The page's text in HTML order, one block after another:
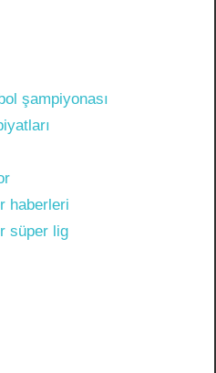
şampiyonası
haberleri
süper lig